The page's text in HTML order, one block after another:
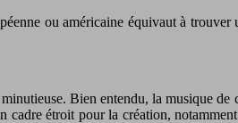
ou américaine équivaut à
Bien entendu, la musique de
étroit pour la création,